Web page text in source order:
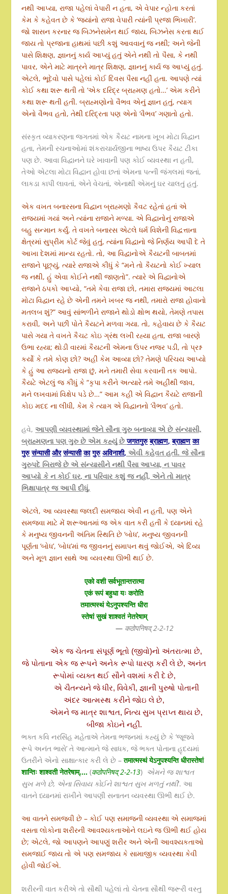
નથી આપ્યા, રાજા પહેલાં વેપારી ન હતા, એ વેપાર ન્હોતા કરતાં
કેમ કે કહેવત છે કે ‘જ્યાંનો રાજા વેપારી ત્યાંની પ્રજા ભિખારી’.
જો શાસન કરનાર જ બિઝનેસમેન થઈ જાય, બિઝનેસ કરતા થઈ
જાય તો પ્રજાના હાથમાં પછી કશું આવવાનું જ નથી; અને જેની
પાસે શિક્ષણ, જ્ઞાનનું કાર્ય આપ્યું હતું એને નથી તો પૈસા, કે નથી
પાવર, એને માટે માત્રને માત્ર શિક્ષણ, જ્ઞાનનું કાર્ય જ આપ્યું હતું.
એટલે, ભૂદેવો પાસે પહેલાં કોઈ દિવસ પૈસા નહીં હતા. આપણે ત્યાં
કોઈ કથા શરૂ થતી તો ‘એક દરિદ્ર બ્રાહ્મણ હતો…’ એમ કરીને
કથા શરૂ થતી હતી. બ્રાહ્મણોનો વૈભવ એનું જ્ઞાન હતું, ત્યાગ
એનો વૈભવ હતો, તેથી દરિદ્રતા પણ એનો ‘વૈભવ’ ગણાતો હતો.
સંસ્કૃત વ્યાકરણના જગતમાં એક કૈયટ નામના ખૂબ મોટા વિદ્વાન
હતા, તેમની રચનાઓમાં શંકરાચાર્યજીના ભાષ્ય ઉપર કૈયટ ટીકા
પણ છે. આવા વિદ્વાનને ઘરે ખાવાની પણ કોઈ વ્યવસ્થા ન હતી,
તેઓ એટલા મોટા વિદ્વાન હોવા છતાં એમના પત્ની જંગલમાં જતાં,
લાકડા કાપી લાવતાં, એને વેચતાં, એનાથી એમનું ઘર ચાલતું હતું.
એક વખત બનારસના વિદ્વાન બ્રાહ્મણો કૈવટ રહેતાં હતાં એ
રાજ્યમાં ગયાં અને ત્યાંના રાજાને મળ્યા. એ વિદ્વાનોનું રાજાએ
બહુ સન્માન કર્યું. તે વખતે બનારસ એટલે ધર્મ વિશેની વિદ્વત્તાના
ક્ષેત્રમાં સુપ્રીમ કોર્ટ જેવું હતું, ત્યાંના વિદ્વાનો જે નિર્ણય આપી દે તે
આખા દેશમાં માન્ય રહતો. તો, આ વિદ્વાનોએ કૈયટની બાબતમાં
રાજાને પૂછ્યું, ત્યારે રાજાએ કીધું કે “મને તો કૈયટનો કોઈ ખ્યાલ
જ નથી, હું એવા કોઈને નથી જાણતો”. ત્યારે એ વિદ્વાનોએ
રાજાને ઠપકો આપ્યો, “તમે કેવા રાજા છો, તમારા રાજ્યમાં આટલા
મોટા વિદ્વાન રહે છે એની તમને ખબર જ નથી, તમારો રાજા હોવાનો
મતલબ શું?” આવું સાંભળીને રાજાને થોડો ક્ષોભ થયો, તેમણે તપાસ
કરાવી, અને પછી પોતે કૈયટને મળવા ગયા. તો, કહેવાય છે કે કૈયટ
પાસે ગયા તે વખતે કૈચટ કોઇ ગ્રંથ લખી રહ્યા હતા, રાજા બારણે
ઉભા રહ્યા; થોડી વારમાં કૈયટની એમના ઉપર નજર પડી, તો પ્રશ્ન
કર્યો કે તમે કોણ છો? અહીં કેમ આવ્યા છો? તેમણે પરિચય આપ્યો
કે હું આ રાજ્યનો રાજા છું, મને તમારી સેવા કરવાની તક આપો.
કૈયટે એટલું જ કીધું કે “કૃપા કરીને અત્યારે તમે અહીંથી જાવ,
મને લખવામાં વિક્ષેપ પડે છે…” આમ કહી એ વિદ્વાન કૈયટે રાજાની
કોઇ મદદ ના લીધી, કેમ કે ત્યાગ એ વિદ્વાનનો ‘વૈભવ’ હતો.
હવે,આપણી વ્યવસ્થામાં જેને સૌના ગુરુ બનાવ્યા એ છે સંન્યાસી,
બ્રાહ્મણના પણ ગુરુ છે એમ કહ્યું છેजगतगुरु ब्राह्मण, ब्राह्मण का
गुरु संन्यासी और संन्यासी का गुरु अविनाशी, એવી કહેવત હતી. જે સૌના
ગુરુપદે બિરાજે છે એ સંન્યાસીને નથી પૈસા આપ્યા, ન પાવર
આપ્યો કે ન કોઈ ઘર,ના પરિવાર કશું જ નહીં, એને તો માત્ર
ભિક્ષાપાત્ર જ આપી દીધું.
એટલે, આ વ્યવસ્થા જલદી સમજાય એવી ન હતી, પણ એને
સમજવા માટે મેં શરૂઆતમાં જ એક વાત કરી હતી કે ધ્યાનમાં રહે
કે મનુષ્ય જીવનની અંતિમ સ્થિતિ છે ‘બોધ’, મનુષ્ય જીવનની
પૂર્ણતા ‘બોધ’, ‘બોધ’માં જ જીવનનું સમાપન થવું જોઈએ, એ દિવ્ય
અને મૂળ જ્ઞાન સાથે આ વ્યવસ્થા ઊભી થઈ છે.
एको वशी सर्वभूतान्तरात्मा
एकं रूपं बहुधा यः करोति
तमात्मस्थं येऽनुपश्यन्ति धीरा
स्तेषां सुखं शाश्वतं नेतरेषाम्
— कठोपनिषद् 2-2-12
એક જ ચેતના સંપૂર્ણ ભૂતો (જીવો)નો અંતરાત્મા છે,
જે પોતાના એક જ રૂપને અનેક રૂપો ધારણ કરી લે છે, અનંત
રૂપોમાં વ્યક્ત થઈ સૌને વશમાં કરી દે છે,
એ ચૈતન્યને જે ધીર, વિવેકી, જ્ઞાની પુરુષો પોતાની
અંદર આત્મસ્થ કરીને જોઇ લે છે,
એમને જ માત્ર શાશ્વત, નિત્ય સુખ પ્રાપ્ત થાય છે,
બીજા કોઇને નહીં.
ભક્ત કવિ નરસિંહ મહેતાએ તેમના ભજનમાં કહ્યું છે કે ‘જૂજવે
રૂપે અનંત ભાસે’ તે આત્માને જે સાધક, જે ભક્ત પોતાના હૃદયમાં
ઉતરીને એનો સાક્ષાત્કાર કરી લે છે –तमात्मस्थं येऽनुपश्यन्ति धीरास्तेषां
शान्तिः शाश्वती नेतरेषाम्…. (कठोपनिषद् 2-2-13) એમને જ શાશ્વત
સુખ મળે છે, એના સિવાય કોઈને શાશ્વત સુખ મળતું નથી’. આ
વાતને ધ્યાનમાં રાખીને આપણી સનાતન વ્યવસ્થા ઊભી થઈ છે.
આ વાતને સમજવી છે – કોઈ પણ સમાજની વ્યવસ્થા એ સમાજમાં
વસતા લોકોના શરીરની આવશ્યકતાઓને લઇને જ ઊભી થઈ હોય
છે; એટલે, જો આપણને આપણું શરીર અને એની આવશ્યકતાઓ
સમજાઈ જાય તો એ પણ સમજાય કે સામાજીક વ્યવસ્થા કેવી
હોવી જોઈએ.
શરીરની વાત કરીએ તો સૌથી પહેલાં તો ચેતના સૌથી જરૂરી વસ્તુ